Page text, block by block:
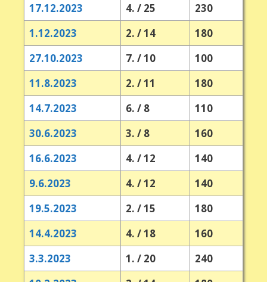
17.12.2023
4. / 25
230
1.12.2023
2. / 14
180
27.10.2023
7. / 10
100
11.8.2023
2. / 11
180
14.7.2023
6. / 8
110
30.6.2023
3. / 8
160
16.6.2023
4. / 12
140
9.6.2023
4. / 12
140
19.5.2023
2. / 15
180
14.4.2023
4. / 18
160
3.3.2023
1. / 20
240